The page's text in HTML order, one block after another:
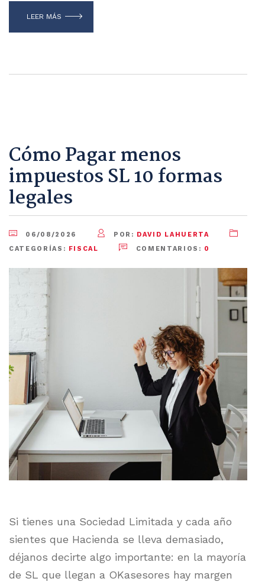
LEER MÁS
Cómo Pagar menos
impuestos SL 10 formas
legales
06/08/2026 POR: DAVID LAHUERTA
CATEGORÍAS: FISCAL COMENTARIOS: 0
Si tienes una Sociedad Limitada y cada año
sientes que Hacienda se lleva demasiado,
déjanos decirte algo importante: en la mayoría
de SL que llegan a OKasesores hay margen